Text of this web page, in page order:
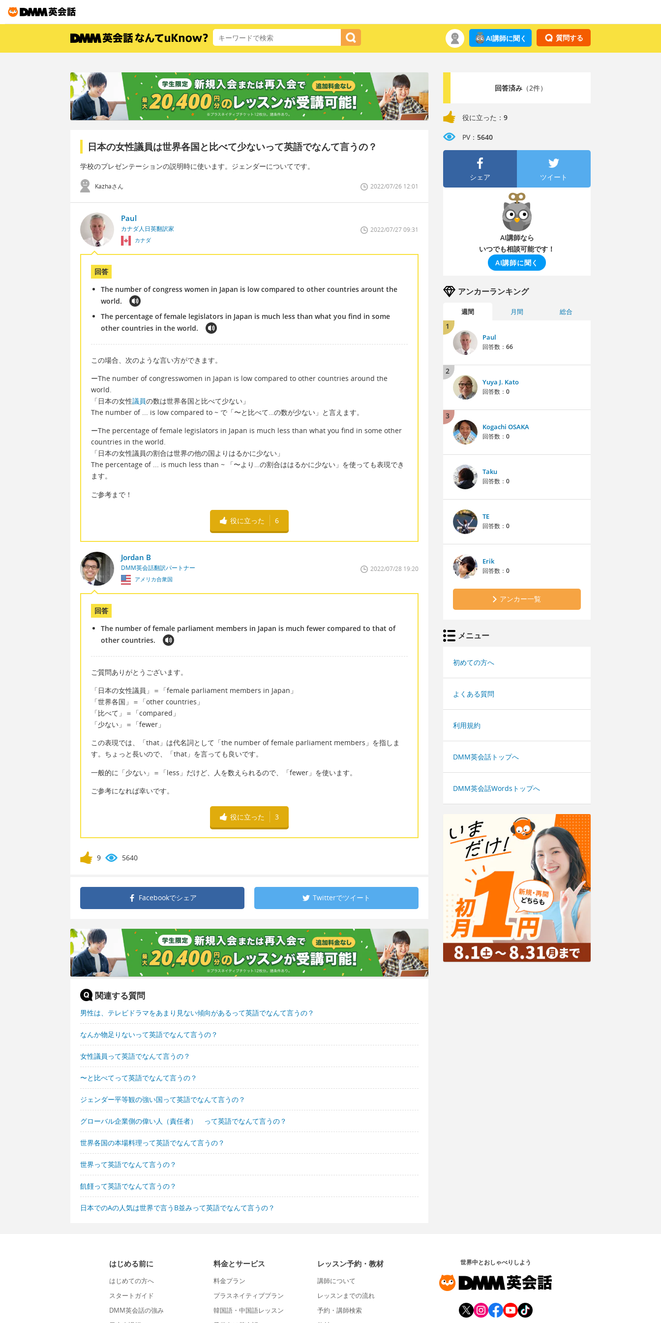
質問する
AI講師に聞く
日本の女性議員は世界各国と比べて少ないって英語でなんて言うの？
学校のプレゼンテーションの説明時に使います。ジェンダーについてです。
Kazhaさん 2022/07/26 12:01
Paul
カナダ人日英翻訳家
カナダ
2022/07/27 09:31
回答
The number of congress women in Japan is low compared to other countries arount the
world.
The percentage of female legislators in Japan is much less than what you find in some
other countries in the world.
この場合、次のような言い方ができます。
ーThe number of congresswomen in Japan is low compared to other countries around the
world.
「日本の女性議員の数は世界各国と比べて少ない」
The number of ... is low compared to ~ で「〜と比べて…の数が少ない」と言えます。
ーThe percentage of female legislators in Japan is much less than what you find in some other
countries in the world.
「日本の女性議員の割合は世界の他の国よりはるかに少ない」
The percentage of ... is much less than ~ 「〜より…の割合ははるかに少ない」を使っても表現でき
ます。
ご参考まで！
役に立った 6
Jordan B
DMM英会話翻訳パートナー
アメリカ合衆国
2022/07/28 19:20
回答
The number of female parliament members in Japan is much fewer compared to that of
other countries.
ご質問ありがとうございます。
「日本の女性議員」＝「female parliament members in Japan」
「世界各国」＝「other countries」
「比べて」＝「compared」
「少ない」＝「fewer」
この表現では、「that」は代名詞として「the number of female parliament members」を指しま
す。ちょっと長いので、「that」を言っても良いです。
一般的に「少ない」＝「less」だけど、人を数えられるので、「fewer」を使います。
ご参考になれば幸いです。
役に立った 3
9 5640
Facebookでシェア Twitterでツイート
関連する質問
男性は、テレビドラマをあまり見ない傾向があるって英語でなんて言うの？
なんか物足りないって英語でなんて言うの？
女性議員って英語でなんて言うの？
〜と比べてって英語でなんて言うの？
ジェンダー平等観の強い国って英語でなんて言うの？
グローバル企業側の偉い人（責任者） って英語でなんて言うの？
世界各国の本場料理って英語でなんて言うの？
世界って英語でなんて言うの？
飢饉って英語でなんて言うの？
日本でのAの人気は世界で言うB並みって英語でなんて言うの？
回答済み（2件）
役に立った： 9
PV： 5640
シェア ツイート
AI講師なら
いつでも相談可能です！
AI講師に聞く
アンカーランキング
週間 月間 総合
1
Paul
回答数： 66
2
Yuya J. Kato
回答数： 0
3
Kogachi OSAKA
回答数： 0
Taku
回答数： 0
TE
回答数： 0
Erik
回答数： 0
アンカー一覧
メニュー
初めての方へ
よくある質問
利用規約
DMM英会話トップへ
DMM英会話Wordsトップへ
はじめる前に
はじめての方へ
スタートガイド
DMM英会話の強み
料金とサービス
料金プラン
プラスネイティブプラン
韓国語・中国語レッスン
レッスン予約・教材
講師について
レッスンまでの流れ
予約・講師検索
世界中とおしゃべりしよう